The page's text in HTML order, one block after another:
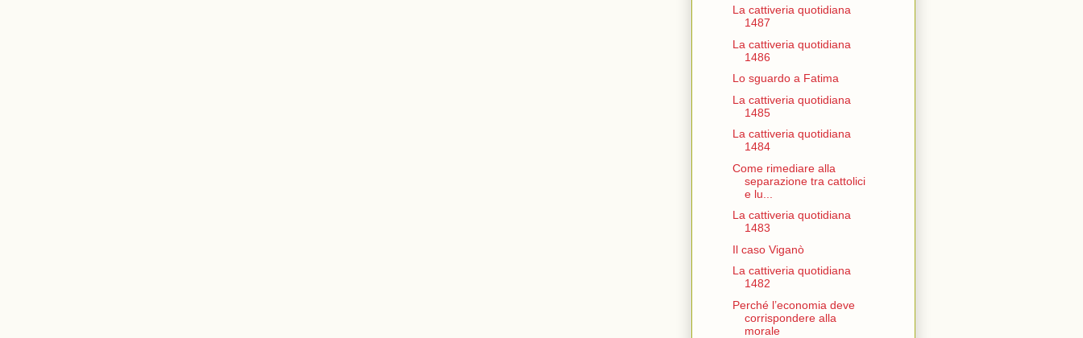
La cattiveria quotidiana
1487
La cattiveria quotidiana
1486
Lo sguardo a Fatima
La cattiveria quotidiana
1485
La cattiveria quotidiana
1484
Come rimediare alla
separazione tra cattolici
e lu...
La cattiveria quotidiana
1483
Il caso Viganò
La cattiveria quotidiana
1482
Perché l’economia deve
corrispondere alla
morale